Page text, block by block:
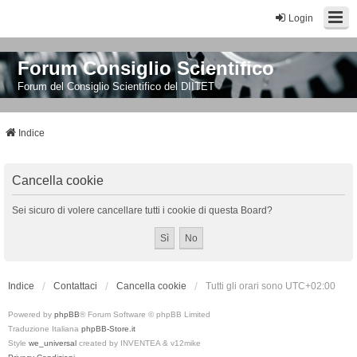
Login
Forum Consiglio Scientifico
Forum del Consiglio Scientifico del DIITET
Indice
Cancella cookie
Sei sicuro di volere cancellare tutti i cookie di questa Board?
Indice Contattaci Cancella cookie Tutti gli orari sono UTC+02:00
Powered by phpBB® Forum Software © phpBB Limited
Traduzione Italiana phpBB-Store.it
Style we_universal created by INVENTEA & v12mike